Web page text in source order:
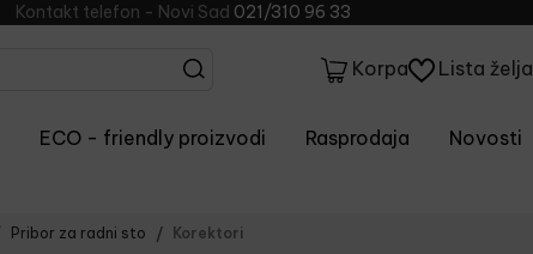
Kontakt telefon - Novi Sad 021/310 96 33
Korpa Lista želja
ECO - friendly proizvodi Rasprodaja Novosti
Pribor za radni sto Korektori